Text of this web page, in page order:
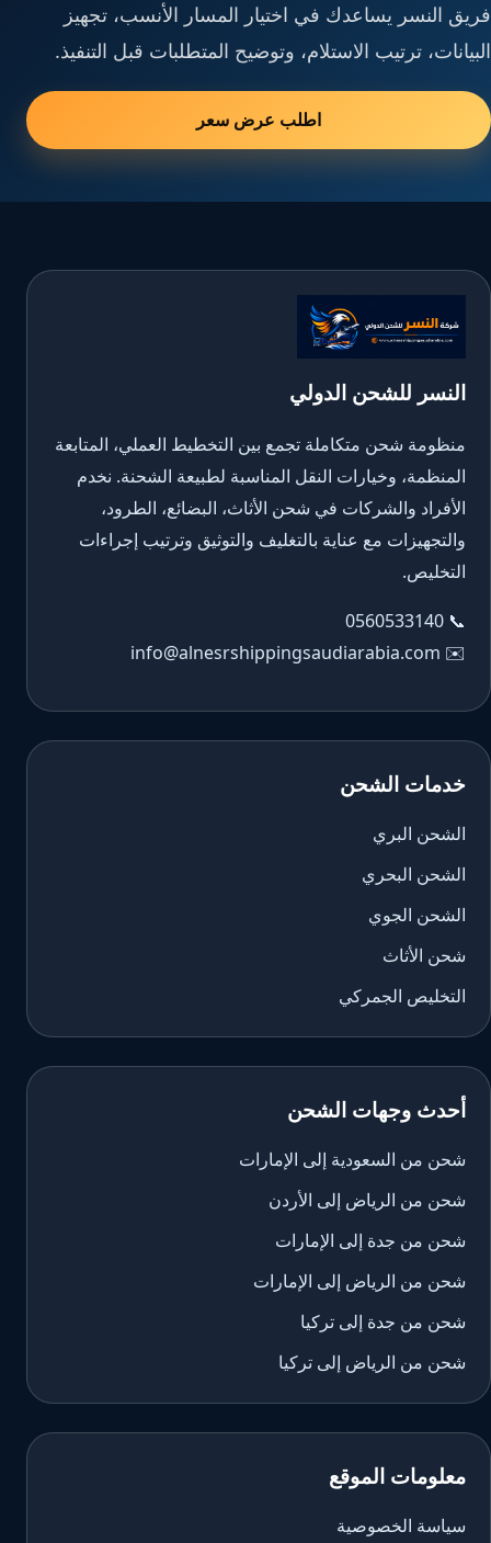
فريق النسر يساعدك في اختيار المسار الأنسب، تجهيز
البيانات، ترتيب الاستلام، وتوضيح المتطلبات قبل التنفيذ.
اطلب عرض سعر
النسر للشحن الدولي
منظومة شحن متكاملة تجمع بين التخطيط العملي، المتابعة
المنظمة، وخيارات النقل المناسبة لطبيعة الشحنة. نخدم
الأفراد والشركات في شحن الأثاث، البضائع، الطرود،
والتجهيزات مع عناية بالتغليف والتوثيق وترتيب إجراءات
التخليص.
📞
0560533140
✉️
info@alnesrshippingsaudiarabia.com
خدمات الشحن
الشحن البري
الشحن البحري
الشحن الجوي
شحن الأثاث
التخليص الجمركي
أحدث وجهات الشحن
شحن من السعودية إلى الإمارات
شحن من الرياض إلى الأردن
شحن من جدة إلى الإمارات
شحن من الرياض إلى الإمارات
شحن من جدة إلى تركيا
شحن من الرياض إلى تركيا
معلومات الموقع
سياسة الخصوصية